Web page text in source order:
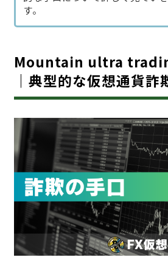
す。
Mountain ultra
｜典型的な仮想通貨詐